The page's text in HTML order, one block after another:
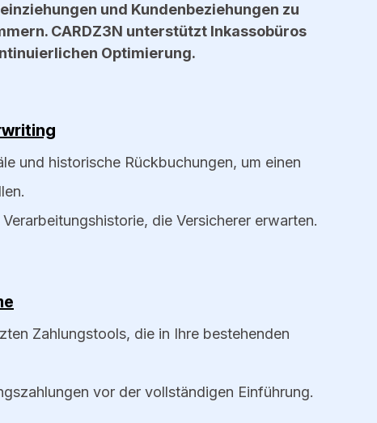
und Kundenbeziehungen zu
CARDZ3N unterstützt Inkassobüros
Optimierung.
und historische Rückbuchungen, um einen
die Versicherer erwarten.
Zahlungstools, die in Ihre bestehenden
vor der vollständigen Einführung.